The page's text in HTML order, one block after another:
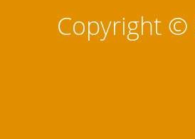
Copyright ©